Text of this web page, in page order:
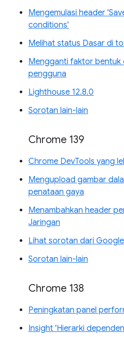
Mengemulasi header
conditions'
Melihat status Dasar di
Mengganti faktor bentuk
pengguna
Lighthouse 12.8.0
Sorotan lain-lain
Chrome 139
Chrome DevTools yang
Mengupload gambar
penataan gaya
Menambahkan header
Jaringan
Lihat sorotan dari
Sorotan lain-lain
Chrome 138
Peningkatan panel
Insight 'Hierarki